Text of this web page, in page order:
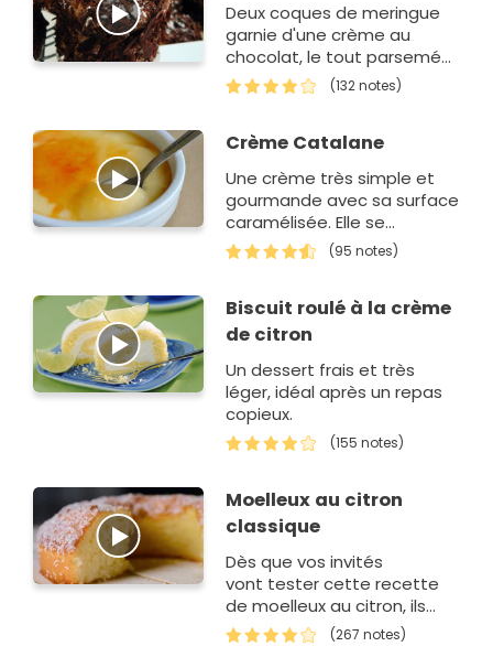
Deux coques de meringue
garnie d'une crème au
chocolat, le tout parsemé
de copeaux de chocolat
(132 notes)
Crème Catalane
Une crème très simple et
gourmande avec sa surface
caramélisée. Elle se
déguste sans faim !
Retrouvez la recette en
(95 notes)
Biscuit roulé à la crème
de citron
Un dessert frais et très
léger, idéal après un repas
copieux.
(155 notes)
Moelleux au citron
classique
Dès que vos invités
vont tester cette recette
de moelleux au citron, ils
vont tomber sous leur
charme. Lors d'une pause
(267 notes)